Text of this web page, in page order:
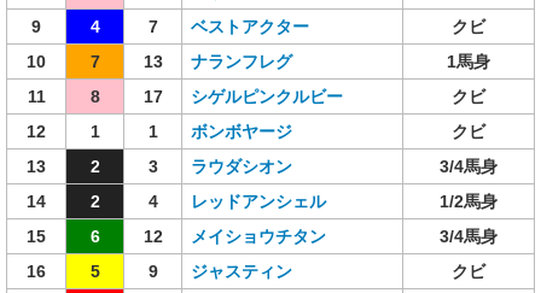
9
4 7 ベストアクター
クビ
10
7 13 ナランフレグ
1馬身
11
8 17 シゲルピンクルビー
クビ
12
1 1 ボンボヤージ
クビ
13
2 3 ラウダシオン
3/4馬身
14
2 4 レッドアンシェル
1/2馬身
15
6 12 メイショウチタン
3/4馬身
16
5 9 ジャスティン
クビ